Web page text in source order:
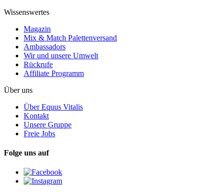
Wissenswertes
Magazin
Mix & Match Palettenversand
Ambassadors
Wir und unsere Umwelt
Rückrufe
Affiliate Programm
Über uns
Über Equus Vitalis
Kontakt
Unsere Gruppe
Freie Jobs
Folge uns auf